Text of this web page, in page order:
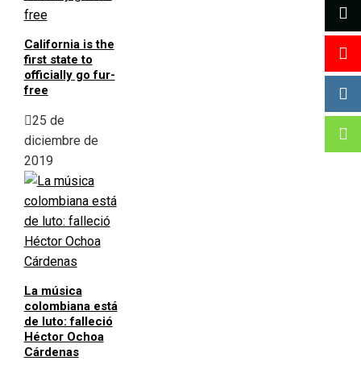
California is the
first state to
officially go fur-
free
25 de
diciembre de
2019
La música
colombiana está
de luto: falleció
Héctor Ochoa
Cárdenas